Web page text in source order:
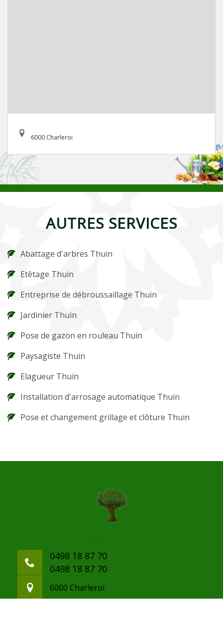
6000 Charleroi
AUTRES SERVICES
Abattage d'arbres Thuin
Etêtage Thuin
Entreprise de débroussaillage Thuin
Jardinier Thuin
Pose de gazon en rouleau Thuin
Paysagiste Thuin
Elagueur Thuin
Installation d'arrosage automatique Thuin
Pose et changement grillage et clôture Thuin
0498 18 87 70
0498 18 87 70
6000 Charleroi